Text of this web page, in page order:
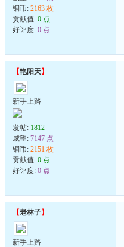
铜币: 2163 枚
贡献值: 0 点
好评度: 0 点
【艳阳天】
新手上路
发帖: 1812
威望: 7147 点
铜币: 2151 枚
贡献值: 0 点
好评度: 0 点
【老林子】
新手上路